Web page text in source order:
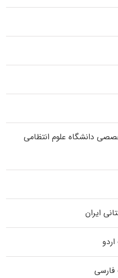
داﻧﺸﮕﺎه ﻋﻠﻮم انتظامی
ایران
فارسی